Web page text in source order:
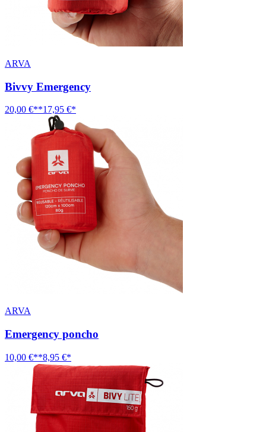
ARVA
Bivvy Emergency
20,00 €**17,95 €*
ARVA
Emergency poncho
10,00 €**8,95 €*